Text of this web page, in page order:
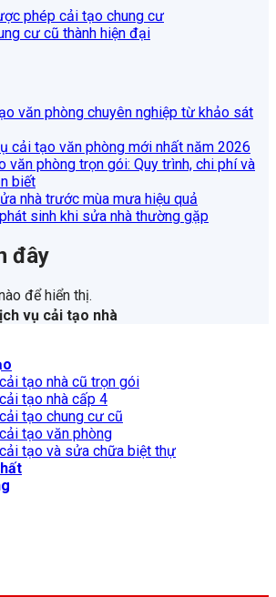
phép cải tạo chung cư
cư cũ thành hiện đại
văn phòng chuyên nghiệp từ khảo sát
cải tạo văn phòng mới nhất năm 2026
văn phòng trọn gói: Quy trình, chi phí và
biết
nhà trước mùa mưa hiệu quả
sinh khi sửa nhà thường gặp
đây
để hiển thị.
vụ cải tạo nhà
tạo nhà cũ trọn gói
tạo nhà cấp 4
tạo chung cư cũ
tạo văn phòng
tạo và sửa chữa biệt thự